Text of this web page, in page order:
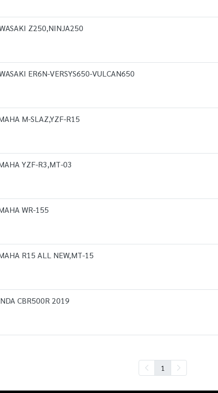
Z250,NINJA250
ER6N-VERSYS650-VULCAN650
M-SLAZ,YZF-R15
YZF-R3,MT-03
WR-155
R15 ALL NEW,MT-15
CBR500R 2019
1